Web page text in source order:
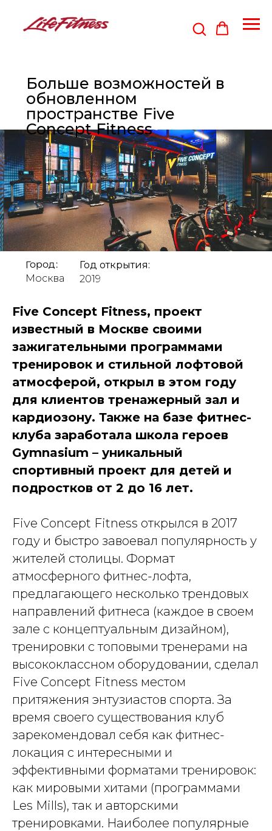
Город:
Москва
Год открытия:
2019
Больше возможностей в
обновленном
пространстве Five
Concept Fitness
Five Concept Fitness, проект
известный в Москве своими
зажигательными программами
тренировок и стильной лофтовой
атмосферой, открыл в этом году
для клиентов тренажерный зал и
кардиозону. Также на базе фитнес-
клуба заработала школа героев
Gymnasium – уникальный
спортивный проект для детей и
подростков от 2 до 16 лет.
Five Concept Fitness открылся в 2017
году и быстро завоевал популярность у
жителей столицы. Формат
атмосферного фитнес-лофта,
предлагающего несколько трендовых
направлений фитнеса (каждое в своем
зале с концептуальным дизайном),
тренировки с топовыми тренерами на
высококлассном оборудовании, сделал
Five Concept Fitness местом
притяжения энтузиастов спорта. За
время своего существования клуб
зарекомендовал себя как фитнес-
локация с интересными и
эффективными форматами тренировок:
как мировыми хитами (программами
Les Mills), так и авторскими
тренировками. Наиболее популярные